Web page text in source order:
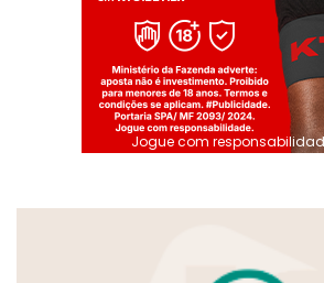
Jogue com